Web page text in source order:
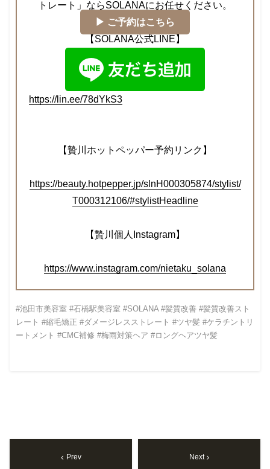
トレート」ならSOLANAにお任せください。
▶︎ ご予約はこちら
【SOLANA公式LINE】
https://lin.ee/78dYkS3
【贄川ホットペッパー予約リンク】
https://beauty.hotpepper.jp/slnH000305874/stylist/
T000312106/#stylistHeadline
【贄川個人Instagram】
https://www.instagram.com/nietaku_solana
#池田市美容室 #石橋駅美容室 #SOLANA #髪質改善 #髪質改善スト
レート #縮毛矯正 #ダメージレスストレート #ツヤ髪 #ケラチントリ
ートメント #CMC補修 #梅雨対策ヘア #ロングヘアツヤ髪
Prev Next